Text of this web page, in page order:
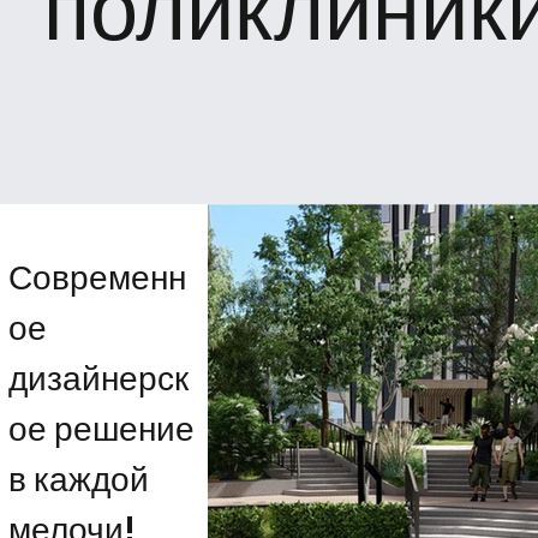
Современн
ое
дизайнерск
ое решение
в каждой